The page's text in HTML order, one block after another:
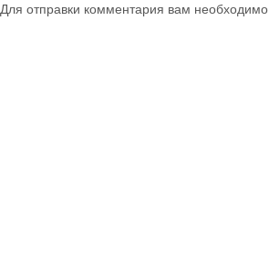
Для отправки комментария вам необходимо